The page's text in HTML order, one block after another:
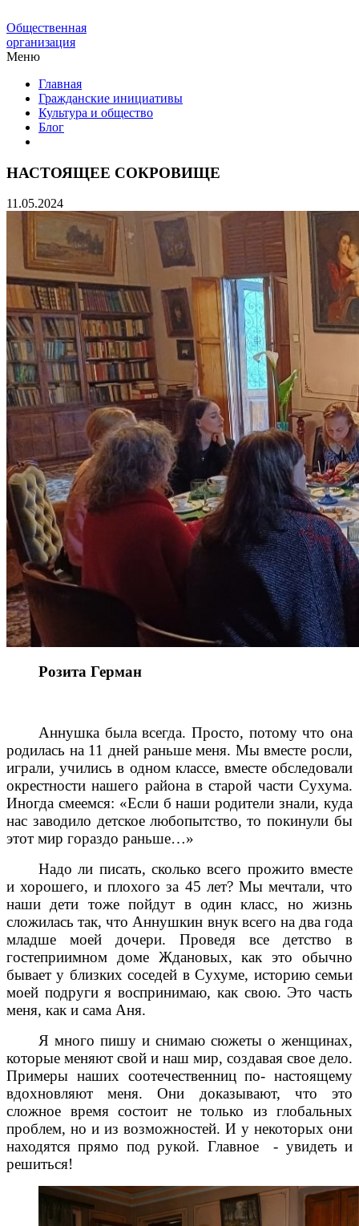
Общественная
организация
Меню
Главная
Гражданские инициативы
Культура и общество
Блог
НАСТОЯЩЕЕ СОКРОВИЩЕ
11.05.2024
Розита Герман
Аннушка была всегда. Просто, потому что она
родилась на 11 дней раньше меня. Мы вместе росли,
играли, учились в одном классе, вместе обследовали
окрестности нашего района в старой части Сухума.
Иногда смеемся: «Если б наши родители знали, куда
нас заводило детское любопытство, то покинули бы
этот мир гораздо раньше…»
Надо ли писать, сколько всего прожито вместе
и хорошего, и плохого за 45 лет? Мы мечтали, что
наши дети тоже пойдут в один класс, но жизнь
сложилась так, что Аннушкин внук всего на два года
младше моей дочери. Проведя все детство в
гостеприимном доме Ждановых, как это обычно
бывает у близких соседей в Сухуме, историю семьи
моей подруги я воспринимаю, как свою. Это часть
меня, как и сама Аня.
Я много пишу и снимаю сюжеты о женщинах,
которые меняют свой и наш мир, создавая свое дело.
Примеры наших соотечественниц по- настоящему
вдохновляют меня. Они доказывают, что это
сложное время состоит не только из глобальных
проблем, но и из возможностей. И у некоторых они
находятся прямо под рукой. Главное
- увидеть и
решиться!